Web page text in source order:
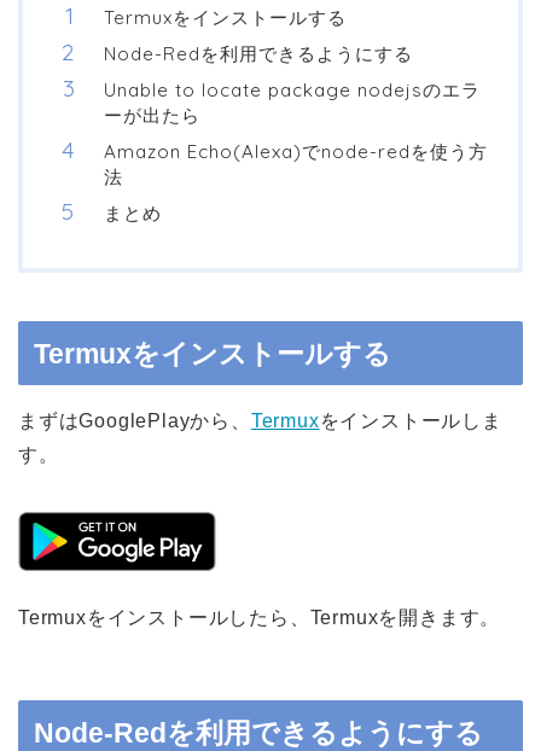
Termuxをインストールする
Node-Redを利用できるようにする
Unable to locate package nodejsのエラ
ーが出たら
Amazon Echo(Alexa)でnode-redを使う方
法
まとめ
Termuxをインストールする
まずはGooglePlayから、 Termuxをインストールしま
す。
Termuxをインストールしたら、Termuxを開きます。
Node-Redを利用できるようにする